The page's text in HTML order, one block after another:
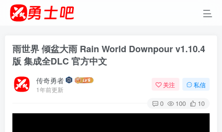
雨世界 倾盆大雨 Rain World Downpour v1.10.4
版 集成全DLC 官方中文
传奇勇者
1年前更新
关注 私信
0 100 10